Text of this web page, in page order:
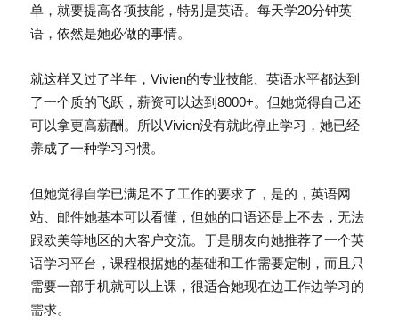
单，就要提高各项技能，特别是英语。 每天学20分钟英
语，依然是她必做的事情。
就这样又过了半年，Vivien的专业技能、英语水平都达到
了一个质的飞跃，薪资可以达到8000+。但她觉得自己还
可以拿更高薪酬。所以Vivien没有就此停止学习，她已经
养成了一种学习习惯。
但她觉得自学已满足不了工作的要求了，是的，英语网
站、邮件她基本可以看懂，但她的口语还是上不去，无法
跟欧美等地区的大客户交流。于是朋友向她推荐了一个英
语学习平台， 课程根据她的基础和工作需要定制，而且只
需要一部手机就可以上课，很适合她现在边工作边学习的
需求。